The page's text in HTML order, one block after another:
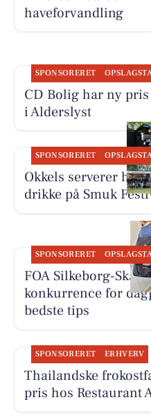
haveforvandling
SPONSORERET
CD Bolig har ny
i Alderslyst
SPONSORERET
Okkels serverer
drikke på Smuk
SPONSORERET
FOA Silkeborg-
konkurrence for
bedste tips
SPONSORERET ERHVERV
Thailandske
pris hos Restaurant